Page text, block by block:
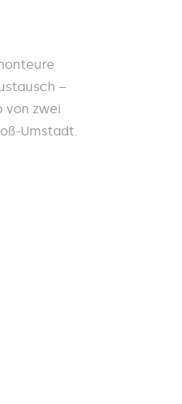
–
von zwei
Umstadt.